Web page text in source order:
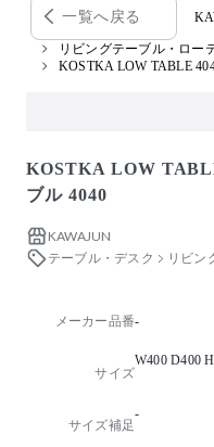
一覧へ戻る
リビングテーブル・ロー
KOSTKA LOW TABLE
KOSTKA LOW
ブル 4040
KAWAJUN
テーブル・デスク
リビン
メーカー品番-
サイズ
W400 D400
サイズ補足
-